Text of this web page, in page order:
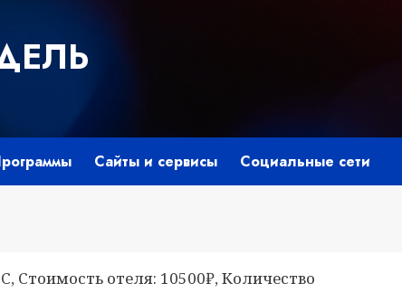
Сайты и сервисы Социальные сети
Стоимость отеля: 10500₽, Количество